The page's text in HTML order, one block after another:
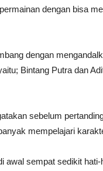
dengan bisa
dengan
Bintang Putra dan
sebelum
mempelajari
awal sempat sedikit